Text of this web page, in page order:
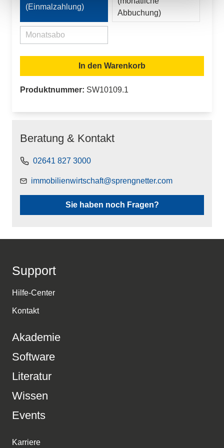
(Einmalzahlung)
Abbuchung)
Monatsabo
(Diese Option ist zurzeit nicht verfügbar.)
In den Warenkorb
Produktnummer: SW10109.1
Beratung & Kontakt
02641 827 3000
immobilienwirtschaft@sprengnetter.com
Sie haben noch Fragen?
Support
Hilfe-Center
Kontakt
Akademie
Software
Literatur
Wissen
Events
Karriere